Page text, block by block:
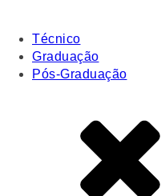
Técnico
Graduação
Pós-Graduação